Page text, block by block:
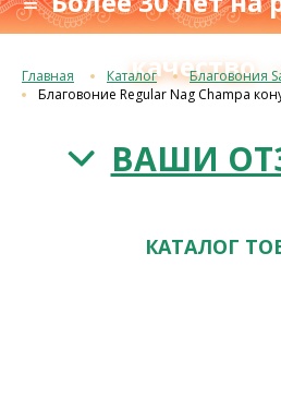
качество
Главная Каталог
Благовония
Благовоние Regular Nag Champa
ВАШИ
КАТАЛОГ